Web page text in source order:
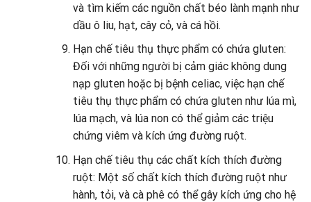
và tìm kiếm các nguồn chất béo lành mạnh như
dầu ô liu, hạt, cây cỏ, và cá hồi.
Hạn chế tiêu thụ thực phẩm có chứa gluten:
Đối với những người bị cảm giác không dung
nạp gluten hoặc bị bệnh celiac, việc hạn chế
tiêu thụ thực phẩm có chứa gluten như lúa mì,
lúa mạch, và lúa non có thể giảm các triệu
chứng viêm và kích ứng đường ruột.
Hạn chế tiêu thụ các chất kích thích đường
ruột: Một số chất kích thích đường ruột như
hành, tỏi, và cà phê có thể gây kích ứng cho hệ